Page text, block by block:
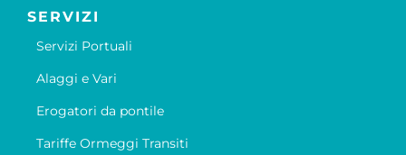
SERVIZI
Servizi Portuali
Alaggi e Vari
Erogatori da pontile
Tariffe Ormeggi Transiti